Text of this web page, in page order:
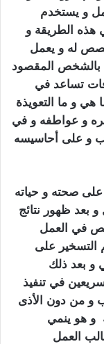
و يستخدم
الطريقة و
له و يعمل
بالشخص المقصود
تساعد في
و ما التعويذة
و عواطفه و في
و على أحاسيسه
صحته و حياته
بعد ظهور نتائج
في العمل
التسخير على
و بعد ذلك
في تنفيذ
و من دون الأذى
و هو ينمي
العمل